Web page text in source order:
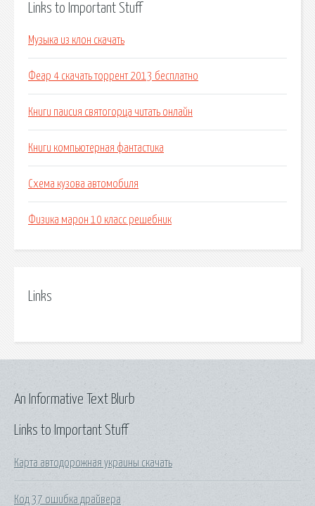
Links to Important Stuff
Музыка из клон скачать
Феар 4 скачать торрент 2013 бесплатно
Книги паисия святогорца читать онлайн
Книги компьютерная фантастика
Схема кузова автомобиля
Физика марон 10 класс решебник
Links
Links to Important Stuff
Карта автодорожная украины скачать
Код 37 ошибка драйвера
An Informative Text Blurb